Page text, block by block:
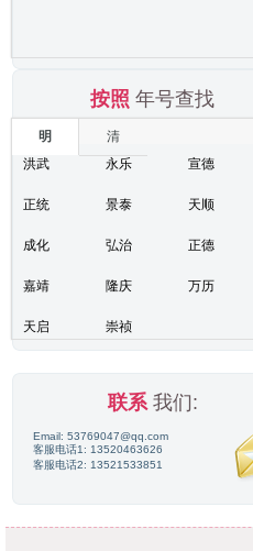
按照 年号查找
明
清
洪武
永乐 宣德
正统 景泰 天顺
成化 弘治 正德
嘉靖 隆庆 万历
天启 崇祯
联系我们:
Email: 53769047@qq.com
客服电话1: 13520463626
客服电话2: 13521533851